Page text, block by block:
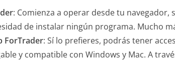
: Comienza a operar desde tu
de instalar ningún programa. Mucho
ForTrader: Sí lo prefieres, podrás tener
y compatible con Windows y Mac. A